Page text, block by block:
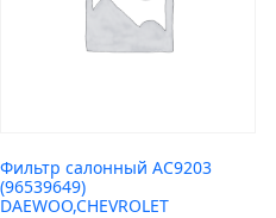
Фильтр салонный AC9203
(96539649)
DAEWOO,CHEVROLET